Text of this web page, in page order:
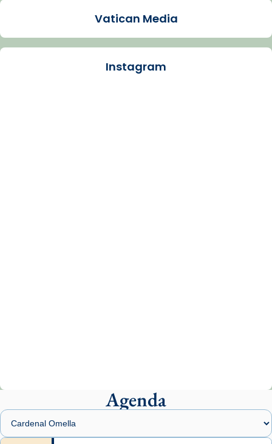
Arquebisbat de Barcelona
presidit aquest 27 de juliol la missa de Les
Santes de Mataró.
🔗
Vatican Media
Instagram
Agenda